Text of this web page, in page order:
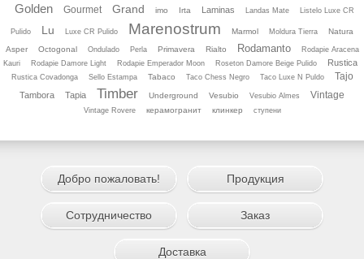
Golden
Gourmet Grand imo Irta Laminas Landas Mate Listelo Luхe CR
Pulido Lu Luхe CR Pulido Marenostrum Marmol Moldura Tierra
Natura
Asper
Octogonal Ondulado Perla Primavera Rialto Rodamanto
Rodapie Aracena
Kauri
Rodapie Damore Light Rodapie Emperador Moon Roseton Damore Beige Pulido Rustica
Rustica Covadonga Sello Estampa Tabaco Taco Chess Negro Taco Luхe N Puldo Tajo
Tambora Tapia Timber Underground Vesubio Vesubio Almes Vintage
Vintage Rovere керамогранит клинкер ступени
Добро пожаловать! Продукция
Сотрудничество Заказ
Доставка